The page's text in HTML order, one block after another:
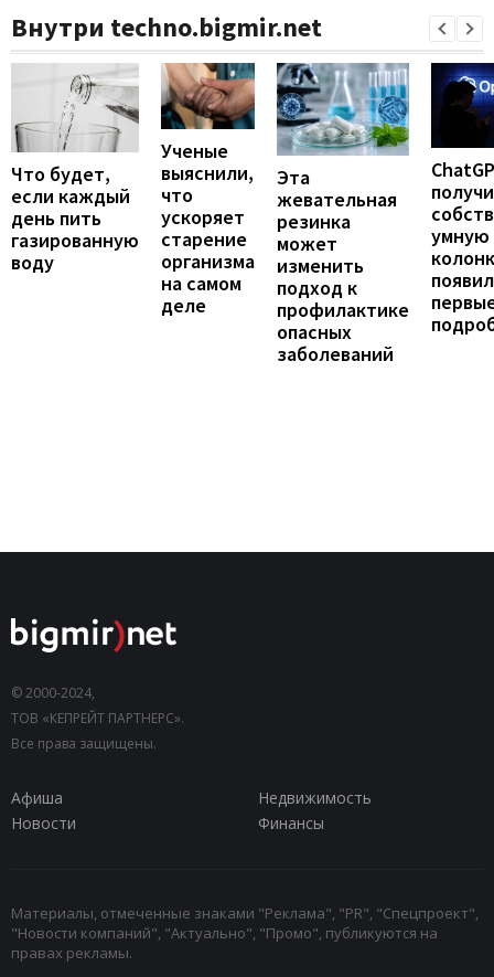
Внутри techno.bigmir.net
Что будет,
если каждый
день пить
газированную
воду
Ученые
выяснили,
что
ускоряет
старение
организма
на самом
деле
Эта
жевательная
резинка
может
изменить
подход к
профилактике
опасных
заболеваний
умную
© 2000-2024,
ТОВ «КЕПРЕЙТ ПАРТНЕРС».
Все права защищены.
Афиша
Недвижимость
Новости
Финансы
Материалы, отмеченные знаками "Реклама", "PR", "Спецпроект",
"Новости компаний", "Актуально", "Промо", публикуются на
правах рекламы.